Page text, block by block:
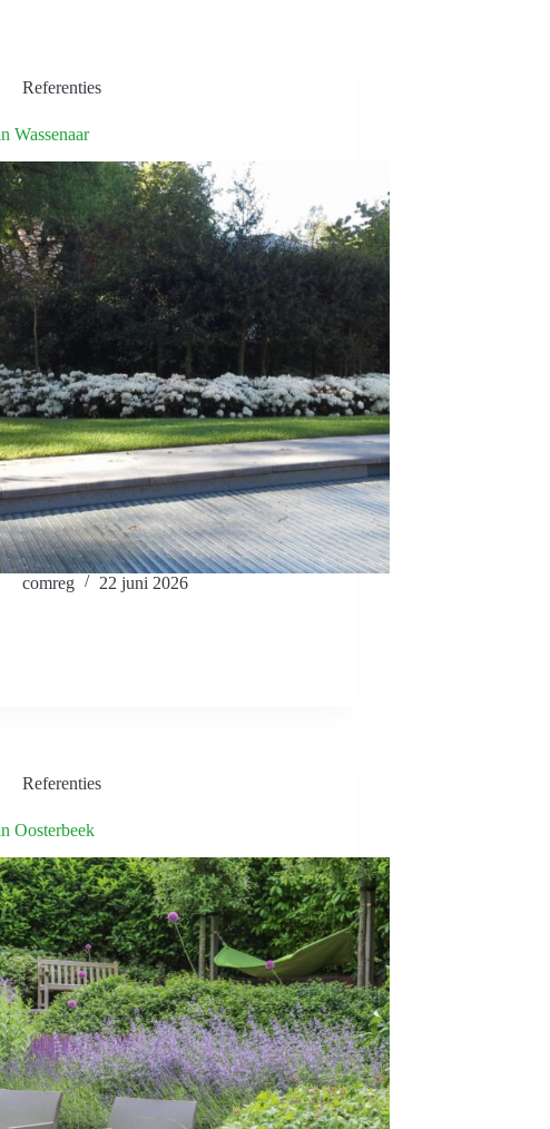
Referenties
Wassenaar
comreg 22 juni 2026
Referenties
Oosterbeek